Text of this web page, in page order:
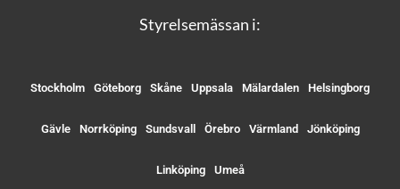
Styrelsemässan i:
Stockholm Göteborg Skåne Uppsala Mälardalen Helsingborg
Gävle Norrköping Sundsvall Örebro Värmland Jönköping
Linköping Umeå